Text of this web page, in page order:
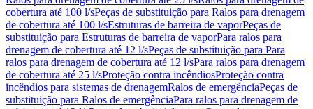
cobertura até 100 l/sPeças de substituição para Ralos para drenagem
de cobertura até 100 l/sEstruturas de barreira de vaporPeças de
substituição para Estruturas de barreira de vaporPara ralos para
drenagem de cobertura até 12 l/sPeças de substituição para Para
ralos para drenagem de cobertura até 12 l/sPara ralos para drenagem
de cobertura até 25 l/sProteção contra incêndiosProteção contra
incêndios para sistemas de drenagemRalos de emergênciaPeças de
substituição para Ralos de emergênciaPara ralos para drenagem de